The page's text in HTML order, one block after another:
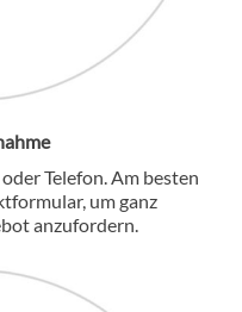
Telefon. Am besten
um ganz
anzufordern.